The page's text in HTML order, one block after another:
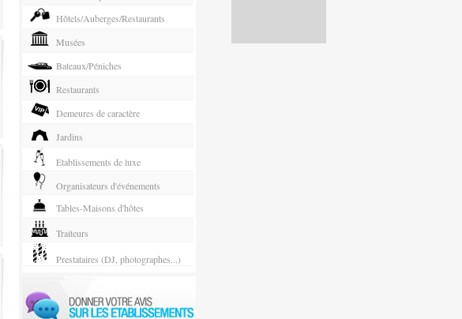
Hôtels/Auberges/Restaurants
Musées
Bateaux/Péniches
Restaurants
Demeures de caractère
Jardins
Etablissements de luxe
Organisateurs d'événements
Tables-Maisons d'hôtes
Traiteurs
Prestataires (DJ, photographes...)